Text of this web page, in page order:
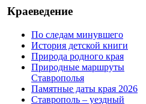
Краеведение
По следам минувшего
История детской книги
Природа родного края
Природные маршруты
Ставрополья
Памятные даты края 2026
Ставрополь – уездный